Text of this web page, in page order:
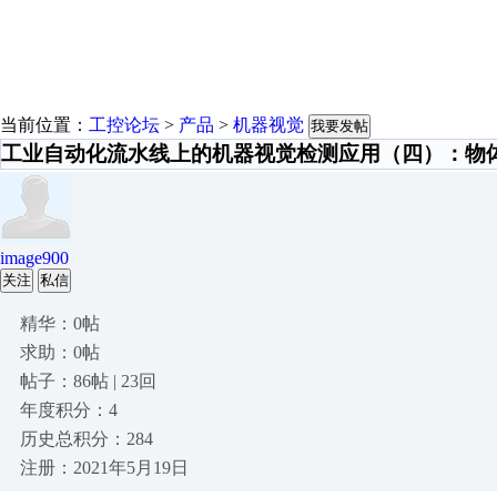
当前位置： 工控论坛 > 产品 > 机器视觉 我要发帖
工业自动化流水线上的机器视觉检测应用（四）：物
image900
关注 私信
精华：0帖
求助：0帖
帖子：86帖 | 23回
年度积分：4
历史总积分：284
注册：2021年5月19日